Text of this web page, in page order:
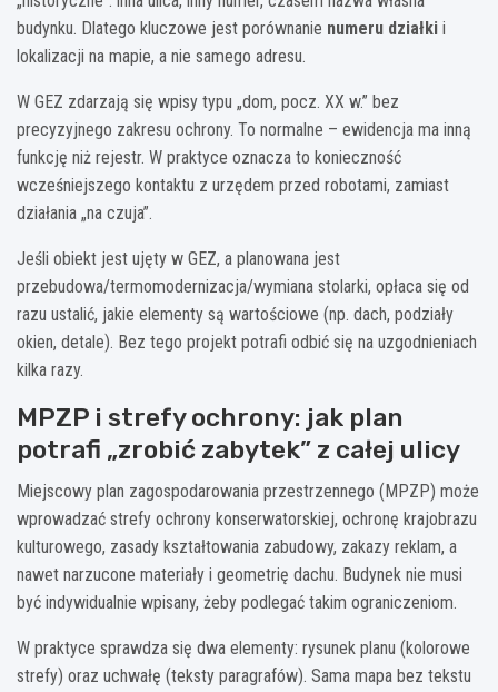
budynku. Dlatego kluczowe jest porównanie numeru działki i
lokalizacji na mapie, a nie samego adresu.
W GEZ zdarzają się wpisy typu „dom, pocz. XX w.” bez
precyzyjnego zakresu ochrony. To normalne – ewidencja ma inną
funkcję niż rejestr. W praktyce oznacza to konieczność
wcześniejszego kontaktu z urzędem przed robotami, zamiast
działania „na czuja”.
Jeśli obiekt jest ujęty w GEZ, a planowana jest
przebudowa/termomodernizacja/wymiana stolarki, opłaca się od
razu ustalić, jakie elementy są wartościowe (np. dach, podziały
okien, detale). Bez tego projekt potrafi odbić się na uzgodnieniach
kilka razy.
MPZP i strefy ochrony: jak plan
potrafi „zrobić zabytek” z całej ulicy
Miejscowy plan zagospodarowania przestrzennego (MPZP) może
wprowadzać strefy ochrony konserwatorskiej, ochronę krajobrazu
kulturowego, zasady kształtowania zabudowy, zakazy reklam, a
nawet narzucone materiały i geometrię dachu. Budynek nie musi
być indywidualnie wpisany, żeby podlegać takim ograniczeniom.
W praktyce sprawdza się dwa elementy: rysunek planu (kolorowe
strefy) oraz uchwałę (teksty paragrafów). Sama mapa bez tekstu